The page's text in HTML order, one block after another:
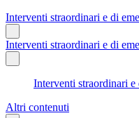
Interventi straordinari e di
Interventi straordinari e di
Interventi straordinari e
Altri contenuti